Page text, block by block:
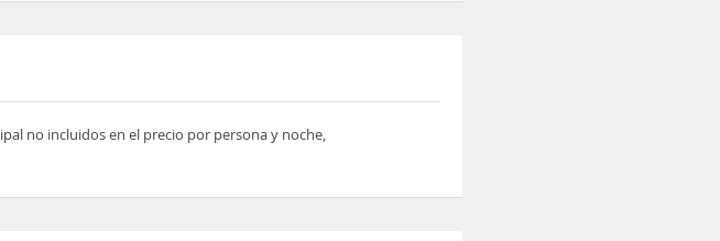
no incluidos en el precio por persona y noche,